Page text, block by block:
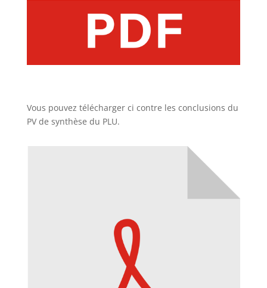
Vous pouvez télécharger ci contre les conclusions du
PV de synthèse du PLU.